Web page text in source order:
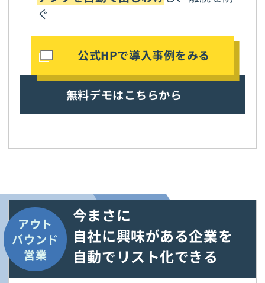
ぐ
公式HPで導入事例をみる
無料デモはこちらから
アウト
バウンド
営業
今まさに
自社に興味がある企業を
自動でリスト化できる